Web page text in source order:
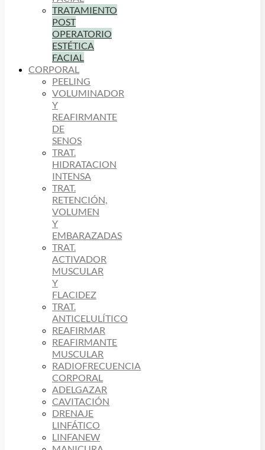
TRATAMIENTO
POST
OPERATORIO
ESTÉTICA
FACIAL
CORPORAL
PEELING
VOLUMINADOR
Y
REAFIRMANTE
DE
SENOS
TRAT.
HIDRATACION
INTENSA
TRAT.
RETENCIÓN,
VOLUMEN
Y
EMBARAZADAS
TRAT.
ACTIVADOR
MUSCULAR
Y
FLACIDEZ
TRAT.
ANTICELULÍTICO
REAFIRMAR
REAFIRMANTE
MUSCULAR
RADIOFRECUENCIA
CORPORAL
ADELGAZAR
CAVITACIÓN
DRENAJE
LINFÁTICO
LINFANEW